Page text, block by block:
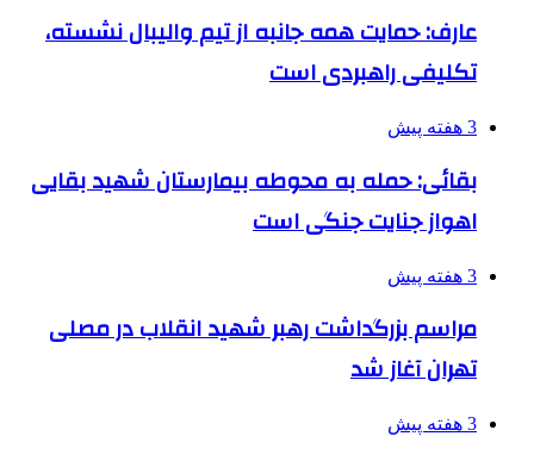
عارف: حمایت همه جانبه از تیم والیبال نشسته،
تکلیفی راهبردی است
3 هفته پیش
بقائی: حمله به محوطه بیمارستان شهید بقایی
اهواز جنایت جنگی است
3 هفته پیش
مراسم بزرگداشت رهبر شهید انقلاب در مصلی
تهران آغاز شد
3 هفته پیش